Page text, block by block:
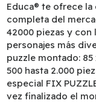
Educa® te ofrece
completa del
42000 piezas y con
personajes más
puzzle montado:
500 hasta 2.000
especial FIX
vez finalizado el